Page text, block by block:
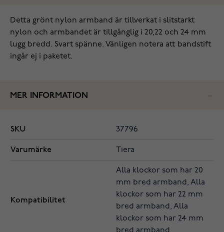
Detta grönt nylon armband är tillverkat i slitstarkt
nylon och armbandet är tillgånglig i 20,22 och 24 mm
lugg bredd. Svart spänne. Vänligen notera att bandstift
ingår ej i paketet.
MER INFORMATION
SKU 37796
Varumärke Tiera
Kompatibilitet
Alla klockor som har 20
mm bred armband, Alla
klockor som har 22 mm
bred armband, Alla
klockor som har 24 mm